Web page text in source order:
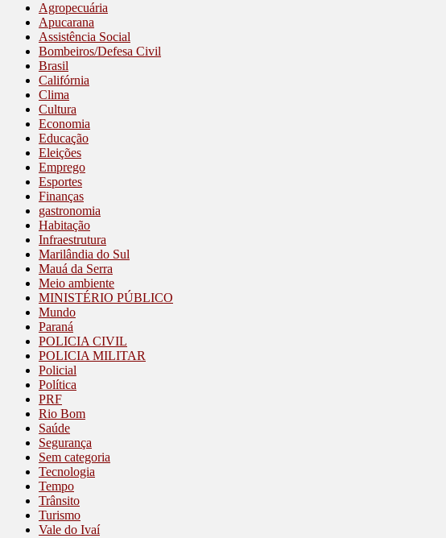
Agropecuária
Apucarana
Assistência Social
Bombeiros/Defesa Civil
Brasil
Califórnia
Clima
Cultura
Economia
Educação
Eleições
Emprego
Esportes
Finanças
gastronomia
Habitação
Infraestrutura
Marilândia do Sul
Mauá da Serra
Meio ambiente
MINISTÉRIO PÚBLICO
Mundo
Paraná
POLICIA CIVIL
POLICIA MILITAR
Policial
Política
PRF
Rio Bom
Saúde
Segurança
Sem categoria
Tecnologia
Tempo
Trânsito
Turismo
Vale do Ivaí